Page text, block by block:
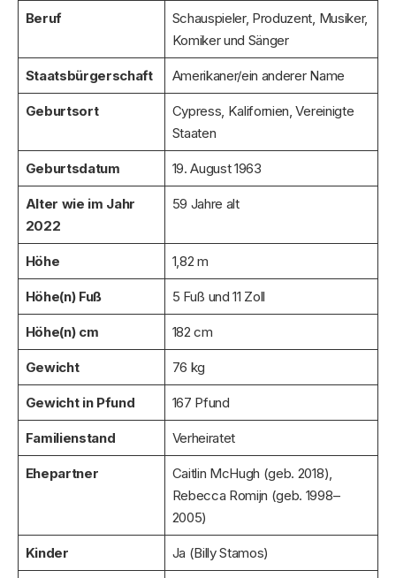
Beruf
Schauspieler, Produzent, Musiker,
Komiker und Sänger
Staatsbürgerschaft Amerikaner/ein anderer Name
Geburtsort
Cypress, Kalifornien, Vereinigte
Staaten
Geburtsdatum 19. August 1963
Alter wie im Jahr
2022
59 Jahre alt
Höhe 1,82 m
Höhe(n) Fuß 5 Fuß und 11 Zoll
Höhe(n) cm 182 cm
Gewicht 76 kg
Gewicht in Pfund 167 Pfund
Familienstand Verheiratet
Ehepartner
Caitlin McHugh (geb. 2018),
Rebecca Romijn (geb. 1998–
2005)
Kinder Ja (Billy Stamos)